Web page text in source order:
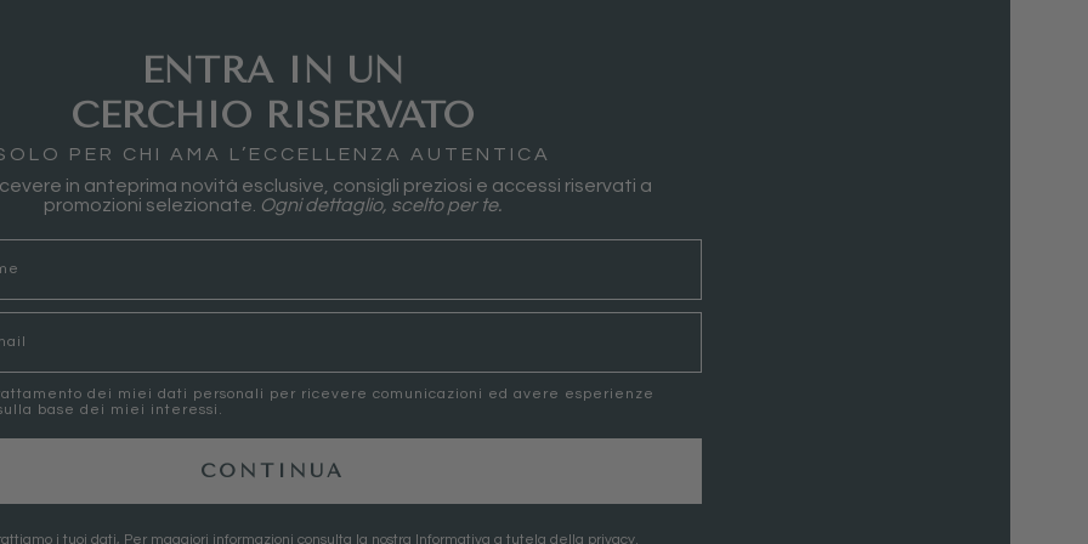
ENTRA IN UN
CERCHIO RISERVATO
PER CHI AMA L’ECCELLENZA AUTENTICA
in anteprima novità esclusive, consigli preziosi e accessi riservati a
promozioni selezionate. Ogni dettaglio, scelto per te.
dei miei dati personali per ricevere comunicazioni ed avere esperienze
base dei miei interessi.
CONTINUA
i tuoi dati, Per maggiori informazioni consulta la nostra Informativa a tutela della privacy.